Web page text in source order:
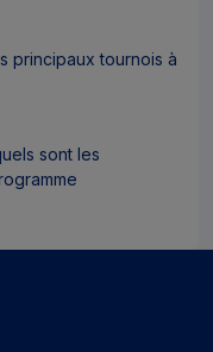
principaux tournois à
sont les